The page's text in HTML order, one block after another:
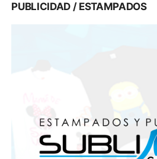
PUBLICIDAD / ESTAMPADOS